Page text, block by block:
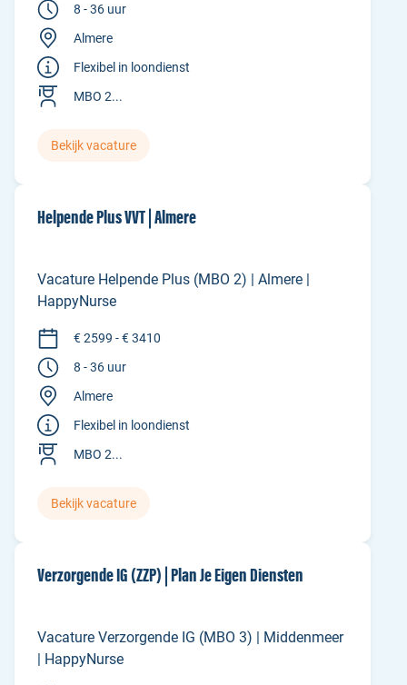
8 - 36 uur
Almere
Flexibel in loondienst
MBO 2...
Bekijk vacature
Helpende Plus VVT | Almere
Vacature Helpende Plus (MBO 2) | Almere |
HappyNurse
€ 2599 - € 3410
8 - 36 uur
Almere
Flexibel in loondienst
MBO 2...
Bekijk vacature
Verzorgende IG (ZZP) | Plan Je Eigen Diensten
Vacature Verzorgende IG (MBO 3) | Middenmeer
| HappyNurse